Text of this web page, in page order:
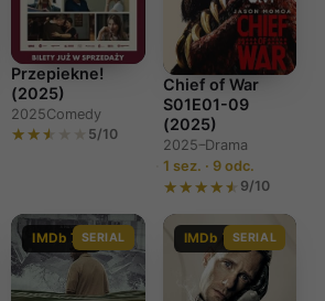
Przepiekne!
(2025)
2025Comedy
5/10
Chief of War
S01E01-09
(2025)
2025–Drama
1 sez. · 9 odc.
9/10
IMDb 7.4SERIAL IMDb 7.4SERIAL